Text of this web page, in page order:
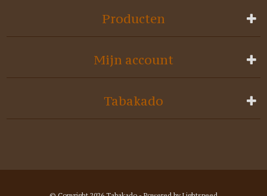
Producten
Mijn account
Tabakado